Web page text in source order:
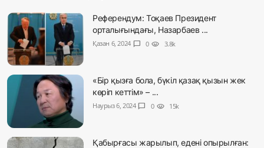
Референдум: Тоқаев Президент
орталығындағы, Назарбаев ...
Қазан 6, 2024 chat_bubble 0 visibility 3.8k
«Бір қызға бола, бүкіл қазақ қызын жек
көріп кеттім» – ...
Наурыз 6, 2024 chat_bubble 0 visibility 15k
Қабырғасы жарылып, едені опырылған: